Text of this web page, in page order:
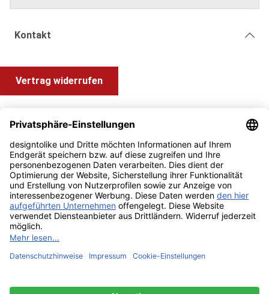
Kontakt
Vertrag widerrufen
Information und Impressum
Zahlung & Versand
Impressum AGB
Alle Preise inkl. gesetzl. Mehrwertsteuer zzgl.Versandkosten